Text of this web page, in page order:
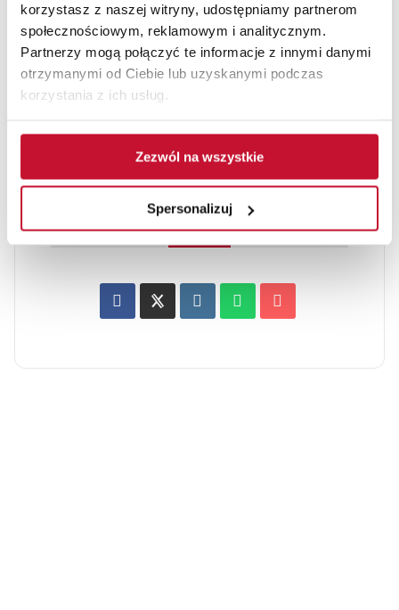
korzystasz z naszej witryny, udostępniamy partnerom
społecznościowym, reklamowym i analitycznym.
Partnerzy mogą połączyć te informacje z innymi danymi
otrzymanymi od Ciebie lub uzyskanymi podczas
korzystania z ich usług.
Zezwól na wszystkie
Spersonalizuj
Ariston w trasie
Darmowe szkolenie
Available Bilety:Nieograniczony
POLEĆ TO WYDARZENIE